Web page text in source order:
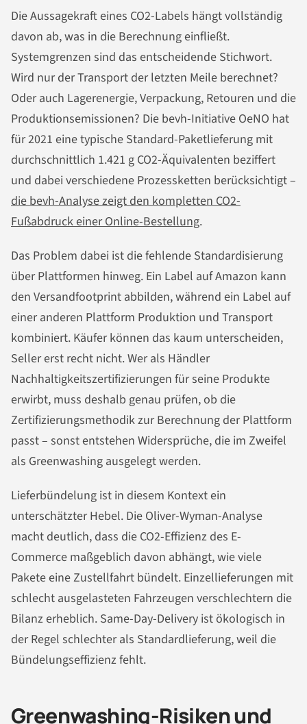
Die Aussagekraft eines CO2-Labels hängt vollständig
davon ab, was in die Berechnung einfließt.
Systemgrenzen sind das entscheidende Stichwort.
Wird nur der Transport der letzten Meile berechnet?
Oder auch Lagerenergie, Verpackung, Retouren und die
Produktionsemissionen? Die bevh-Initiative OeNO hat
für 2021 eine typische Standard-Paketlieferung mit
durchschnittlich 1.421 g CO2-Äquivalenten beziffert
und dabei verschiedene Prozessketten berücksichtigt –
die bevh-Analyse zeigt den kompletten CO2-
Fußabdruck einer Online-Bestellung.
Das Problem dabei ist die fehlende Standardisierung
über Plattformen hinweg. Ein Label auf Amazon kann
den Versandfootprint abbilden, während ein Label auf
einer anderen Plattform Produktion und Transport
kombiniert. Käufer können das kaum unterscheiden,
Seller erst recht nicht. Wer als Händler
Nachhaltigkeitszertifizierungen für seine Produkte
erwirbt, muss deshalb genau prüfen, ob die
Zertifizierungsmethodik zur Berechnung der Plattform
passt – sonst entstehen Widersprüche, die im Zweifel
als Greenwashing ausgelegt werden.
Lieferbündelung ist in diesem Kontext ein
unterschätzter Hebel. Die Oliver-Wyman-Analyse
macht deutlich, dass die CO2-Effizienz des E-
Commerce maßgeblich davon abhängt, wie viele
Pakete eine Zustellfahrt bündelt. Einzellieferungen mit
schlecht ausgelasteten Fahrzeugen verschlechtern die
Bilanz erheblich. Same-Day-Delivery ist ökologisch in
der Regel schlechter als Standardlieferung, weil die
Bündelungseffizienz fehlt.
Greenwashing-Risiken und